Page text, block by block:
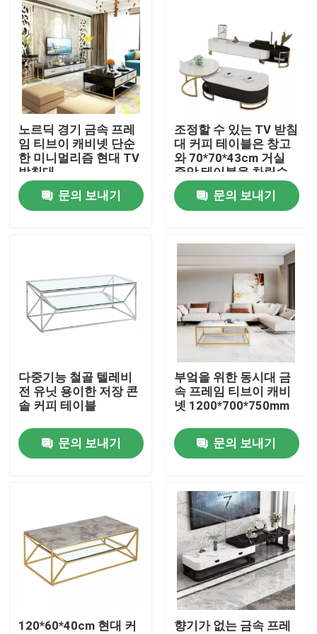
우리에 대하여
품질 관리
연락주세요
집의 공간 가구
거실 가구
공간 가구를 정찬을 대접하기
노르딕 경기 금속 프레
임 티브이 캐비넷 단순
한 미니멀리즘 현대 TV
받침대
문의 보내기
조정할 수 있는 TV 받침
대 커피 테이블은 창고
와 70*70*43cm 거실
중앙 테이블을 차링습
니다
문의 보내기
다중기능 철골 텔레비
전 유닛 용이한 저장 콘
솔 커피 테이블
문의 보내기
부엌을 위한 동시대 금
속 프레임 티브이 캐비
넷 1200*700*750mm
문의 보내기
120*60*40cm 현대 커
향기가 없는 금속 프레